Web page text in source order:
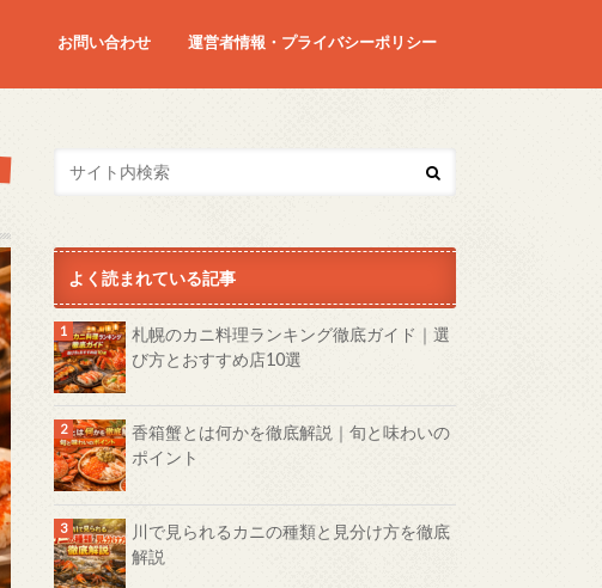
お問い合わせ 運営者情報・プライバシーポリシー
よく読まれている記事
札幌のカニ料理ランキング徹底ガイド｜選
び方とおすすめ店10選
香箱蟹とは何かを徹底解説｜旬と味わいの
ポイント
川で見られるカニの種類と見分け方を徹底
解説